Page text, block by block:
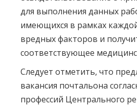
для выполнения данных
имеющихся в рамках
вредных факторов и
соответствующее
Следует отметить, что
вакансия почтальона
профессий Центрального